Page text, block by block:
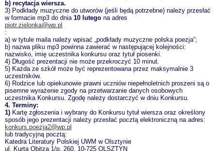
b) recytacja wiersza.
3) Podkłady muzyczne do utworów (jeśli będą potrzebne) należy przesłać
w formacie mp3 do dnia 10 lutego na adres
piotr.zielonka@wp.pl
:
a) w tytule maila należy wpisać „podkłady muzyczne polska poezja”;
b) nazwa pliku mp3 powinna zawierać w następującej kolejności:
nazwisko, imię uczestnika konkursu oraz tytuł piosenki.
4) Długość prezentacji nie może przekroczyć 10 minut.
5) Każda ze szkół może być reprezentowana przez maksymalnie 3
uczestników.
6) Rodzice lub opiekunowie prawni uczniów niepełnoletnich proszeni są o
pisemne wyrażenie zgody na przetwarzanie danych osobowych
uczestnika Konkursu. Zgodę należy dostarczyć w dniu Konkursu.
4. Terminy:
1) Kartę zgłoszenia i wybrany do Konkursu tytuł wiersza oraz określony
sposób jego prezentacji należy przesłać pocztą elektroniczną na adres:
konkurs.poezja2@wp.pl
lub tradycyjną pocztą:
Katedra Literatury Polskiej UWM w Olsztynie
ul. Kurta Obitza 1/p. 260, 10-725 OLSZTYN